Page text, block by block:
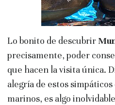
Lo bonito de descubrir
precisamente, poder
que hacen la visita única.
alegría de estos
marinos, es algo